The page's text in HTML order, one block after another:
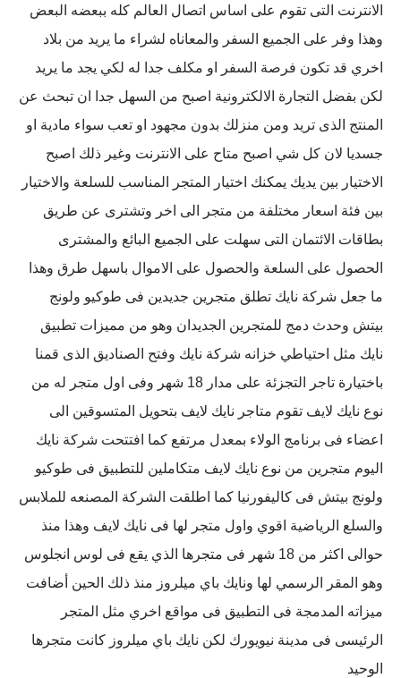
الانترنت التى تقوم على اساس اتصال العالم كله ببعضه البعض
وهذا وفر على الجميع السفر والمعاناه لشراء ما يريد من بلاد
اخري قد تكون فرصة السفر او مكلف جدا له لكي يجد ما يريد
لكن بفضل التجارة الالكترونية اصبح من السهل جدا ان تبحث عن
المنتج الذى تريد ومن منزلك بدون مجهود او تعب سواء مادية او
جسديا لان كل شي اصبح متاح على الانترنت وغير ذلك اصبح
الاختيار بين يديك يمكنك اختيار المتجر المناسب للسلعة والاختيار
بين فئة اسعار مختلفة من متجر الى اخر وتشترى عن طريق
بطاقات الائتمان التى سهلت على الجميع البائع والمشترى
الحصول على السلعة والحصول على الاموال باسهل طرق وهذا
ما جعل شركة نايك تطلق متجرين جديدين فى طوكيو ولونج
بيتش وحدث دمج للمتجرين الجديدان وهو من مميزات تطبيق
نايك مثل احتياطي خزانه شركة نايك وفتح الصناديق الذى قمنا
باختيارة تاجر التجزئة على مدار 18 شهر وفى اول متجر له من
نوع نايك لايف تقوم متاجر نايك لايف بتحويل المتسوقين الى
اعضاء فى برنامج الولاء بمعدل مرتفع كما افتتحت شركة نايك
اليوم متجرين من نوع نايك لايف متكاملين للتطبيق فى طوكيو
ولونج بيتش فى كاليفورنيا كما اطلقت الشركة المصنعه للملابس
والسلع الرياضية اقوي واول متجر لها فى نايك لايف وهذا منذ
حوالى اكثر من 18 شهر فى متجرها الذي يقع فى لوس انجلوس
وهو المقر الرسمي لها ونايك باي ميلروز منذ ذلك الحين أضافت
ميزاته المدمجة فى التطبيق فى مواقع اخري مثل المتجر
الرئيسى فى مدينة نيويورك لكن نايك باي ميلروز كانت متجرها
الوحيد